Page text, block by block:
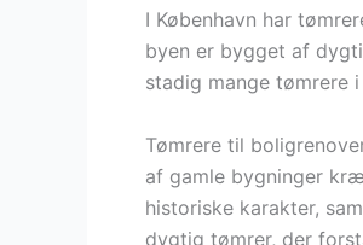
I København har
byen er bygget af
stadig mange tømrere
Tømrere til
af gamle bygninger
historiske karakter,
dygtig tømrer, der